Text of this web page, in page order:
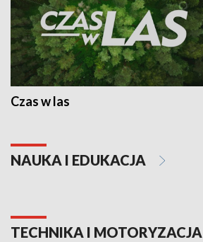
Czas w las
NAUKA I EDUKACJA
TECHNIKA I MOTORYZACJA